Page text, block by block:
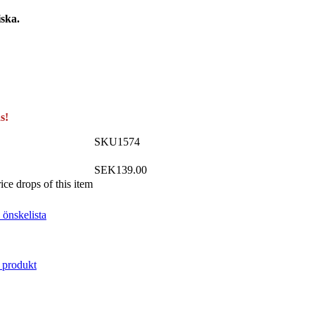
SKU1574
SEK139.00
drops of this item
produkt